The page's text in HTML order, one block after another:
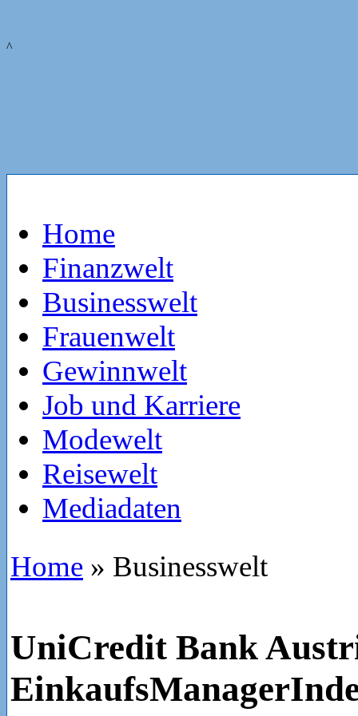
^
Home
Finanzwelt
Businesswelt
Frauenwelt
Gewinnwelt
Job und Karriere
Modewelt
Reisewelt
Mediadaten
Home » Businesswelt
UniCredit Bank